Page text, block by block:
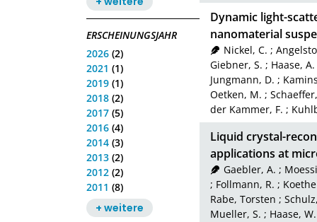
ERSCHEINUNGSJAHR
2026 (2)
2021 (1)
2019 (1)
2018 (2)
2017 (5)
2016 (4)
2014 (3)
2013 (2)
2012 (2)
2011 (8)
+ weitere
Dynamic light-
nanomaterial
Nickel, C. ;
Giebner, S. ; Haase, A.
Jungmann, D. ;
Oetken, M. ;
der Kammer, F. ;
Liquid crystal-
applications at
Gaebler, A. ;
; Follmann, R. ;
Rabe, Torsten ;
Mueller, S. ; Haase, W.